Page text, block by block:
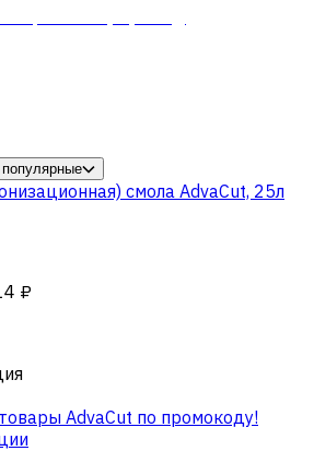
смола AdvaСut, 25л
₽
AdvaCut по промокоду!